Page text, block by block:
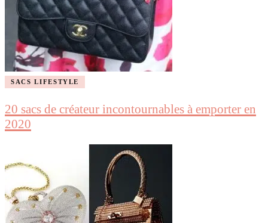
SACS LIFESTYLE
20 sacs de créateur incontournables à emporter en
2020